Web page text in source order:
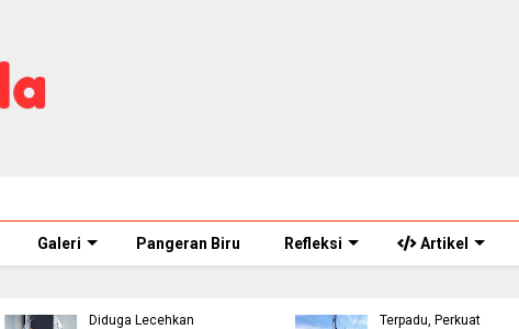
Galeri Pangeran Biru Refleksi Artikel
Diduga Lecehkan
Terpadu, Perkuat